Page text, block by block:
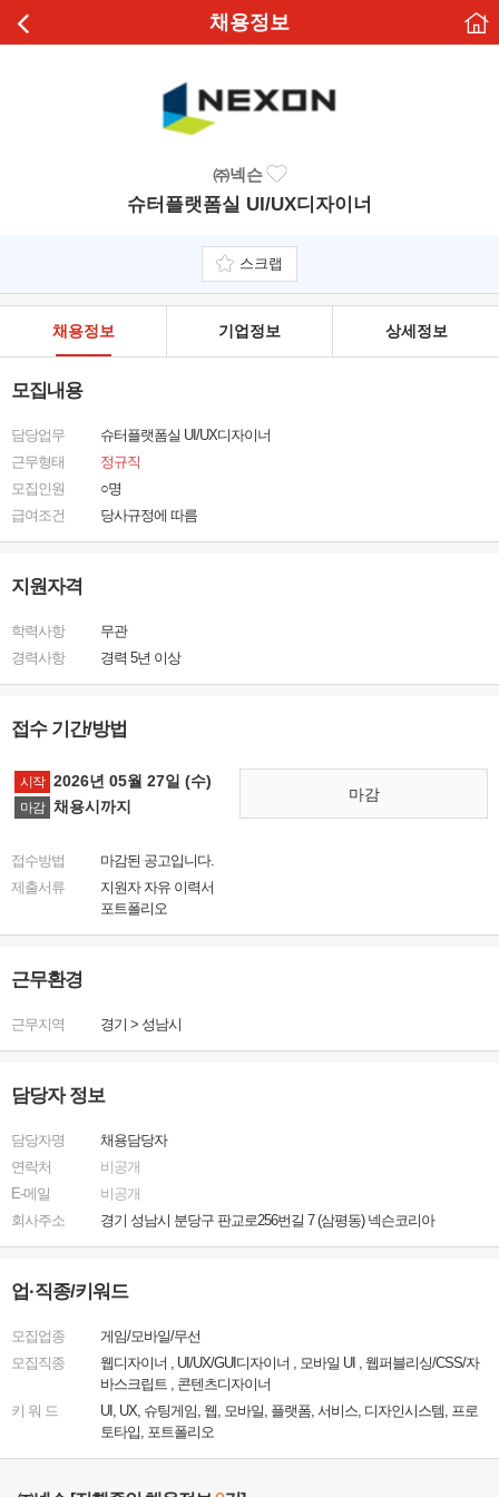
채용정보
㈜넥슨
슈터플랫폼실 UI/UX디자이너
스크랩
채용정보 기업정보 상세정보
모집내용
담당업무
슈터플랫폼실 UI/UX디자이너
근무형태
정규직
모집인원
○명
급여조건
당사규정에 따름
지원자격
학력사항
무관
경력사항
경력 5년 이상
접수 기간/방법
시작 2026년 05월 27일 (수)
마감 채용시까지
마감
접수방법
마감된 공고입니다.
제출서류
지원자 자유 이력서
포트폴리오
근무환경
근무지역 경기 > 성남시
담당자 정보
담당자명
채용담당자
연락처
비공개
E-메일
비공개
회사주소
경기 성남시 분당구 판교로256번길 7 (삼평동) 넥슨코리아
업·직종/키워드
모집업종
게임/모바일/무선
모집직종
웹디자이너 , UI/UX/GUI디자이너 , 모바일 UI , 웹퍼블리싱/CSS/자
바스크립트 , 콘텐츠디자이너
키 워 드
UI, UX, 슈팅게임, 웹, 모바일, 플랫폼, 서비스, 디자인시스템, 프로
토타입, 포트폴리오